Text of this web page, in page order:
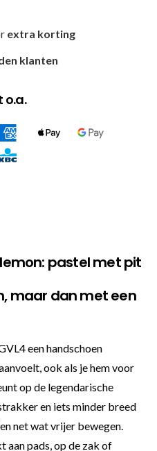
extra korting
klanten
o.a.
lemon: pastel met pit
maar dan met een
een handschoen
ook als je hem voor
op de legendarische
en iets minder breed
net wat vrijer bewegen.
aan pads, op de zak of